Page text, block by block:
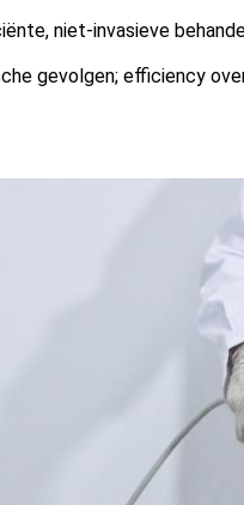
niet-invasieve
gevolgen; efficiency